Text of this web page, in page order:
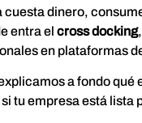
dinero,
entra el cross docking
en plataformas
a fondo
tu empresa está lista